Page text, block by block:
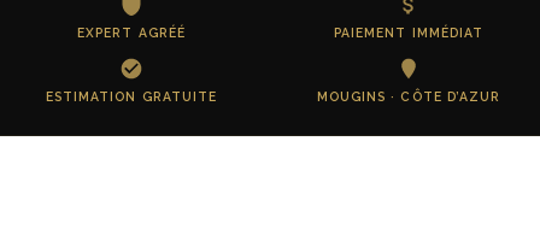
EXPERT AGRÉÉ PAIEMENT IMMÉDIAT
ESTIMATION GRATUITE MOUGINS · CÔTE D’AZUR